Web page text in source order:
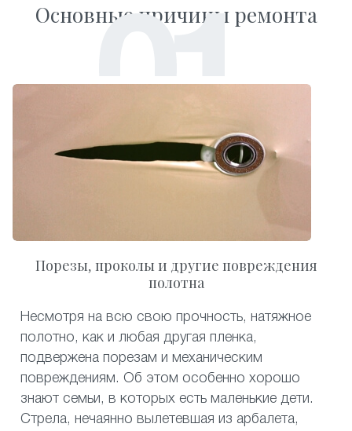
Основные причины ремонта
Порезы, проколы и другие повреждения
полотна
Несмотря на всю свою прочность, натяжное
полотно, как и любая другая пленка,
подвержена порезам и механическим
повреждениям. Об этом особенно хорошо
знают семьи, в которых есть маленькие дети.
Стрела, нечаянно вылетевшая из арбалета,